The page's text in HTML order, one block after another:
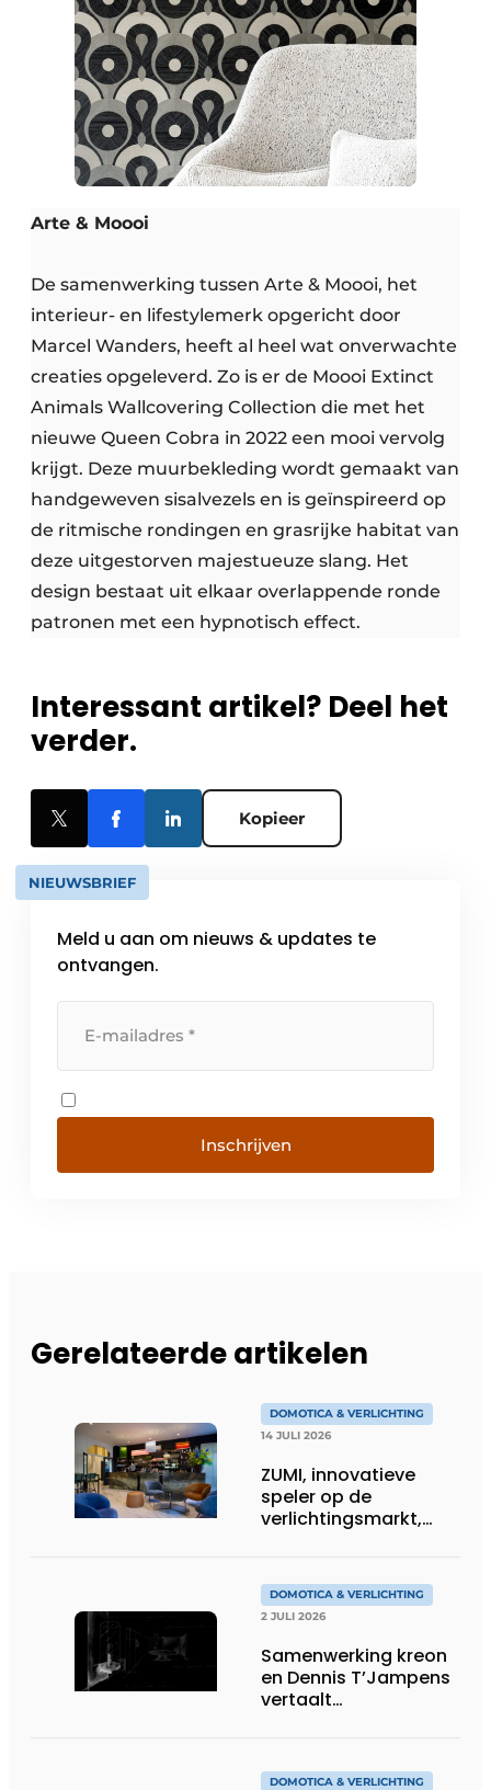
Arte & Moooi
De samenwerking tussen Arte & Moooi, het
interieur- en lifestylemerk opgericht door
Marcel Wanders, heeft al heel wat onverwachte
creaties opgeleverd. Zo is er de Moooi Extinct
Animals Wallcovering Collection die met het
nieuwe Queen Cobra in 2022 een mooi vervolg
krijgt. Deze muurbekleding wordt gemaakt van
handgeweven sisalvezels en is geïnspireerd op
de ritmische rondingen en grasrijke habitat van
deze uitgestorven majestueuze slang. Het
design bestaat uit elkaar overlappende ronde
patronen met een hypnotisch effect.
Interessant artikel? Deel het
verder.
Kopieer
NIEUWSBRIEF
Meld u aan om nieuws & updates te
ontvangen.
Inschrijven
Gerelateerde artikelen
DOMOTICA & VERLICHTING
14 JULI 2026
ZUMI, innovatieve
speler op de
verlichtingsmarkt,
DOMOTICA & VERLICHTING
2 JULI 2026
Samenwerking kreon
en Dennis T’Jampens
vertaalt
sfeervolle verlichting
DOMOTICA & VERLICHTING